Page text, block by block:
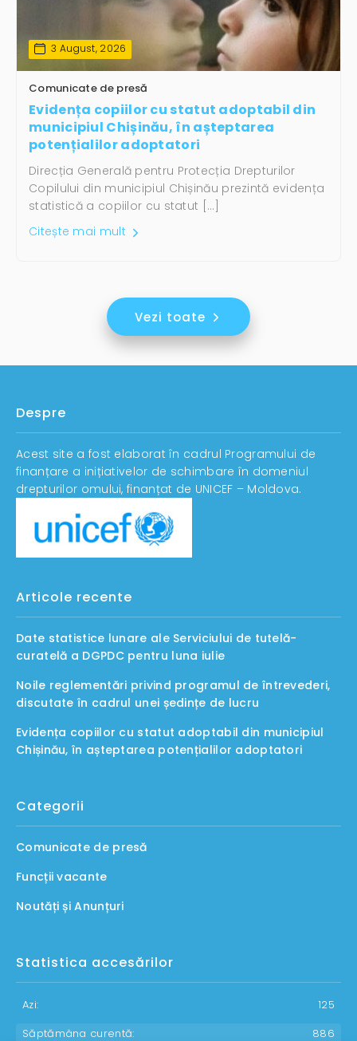
3 August, 2026
Comunicate de presă
Evidența copiilor cu statut adoptabil din
municipiul Chișinău, în așteptarea
potențialilor adoptatori
Direcția Generală pentru Protecția Drepturilor
Copilului din municipiul Chișinău prezintă evidența
statistică a copiilor cu statut […]
Citește mai mult
Vezi toate
Despre
Acest site a fost elaborat în cadrul Programului de
finanțare a inițiativelor de schimbare în domeniul
drepturilor omului, finanțat de UNICEF – Moldova.
Articole recente
Date statistice lunare ale Serviciului de tutelă-
curatelă a DGPDC pentru luna iulie
Noile reglementări privind programul de întrevederi,
discutate în cadrul unei ședințe de lucru
Evidența copiilor cu statut adoptabil din municipiul
Chișinău, în așteptarea potențialilor adoptatori
Categorii
Comunicate de presă
Funcții vacante
Noutăți și Anunțuri
Statistica accesărilor
Azi:
125
Săptămâna curentă:
886